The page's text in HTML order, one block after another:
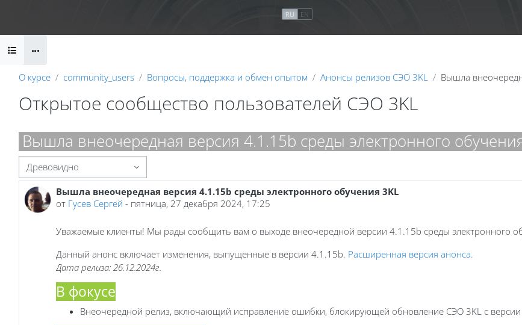
RU EN
Блоки
О курсе community_users Вопросы, поддержка и обмен опытом Анонсы релизов СЭО 3KL Вышла
Открытое сообщество пользователей СЭО 3KL
Блоки
Вышла внеочередная версия 4.1.15b среды электронного
Режим отображения
Вышла внеочередная версия 4.1.15b среды электронного обучения 3KL
от Гусев Сергей - пятница, 27 декабря 2024, 17:25
Количество ответов: 0
Уважаемые клиенты! Мы рады сообщить вам о выходе внеочередной версии 4.1.15b среды электронного
Данный анонс включает изменения, выпущенные в версии 4.1.15b. Расширенная версия анонса.
Дата релиза: 26.12.2024г.
В фокусе
Внеочередной релиз, включающий исправление ошибки, блокирующей обновление СЭО 3KL с